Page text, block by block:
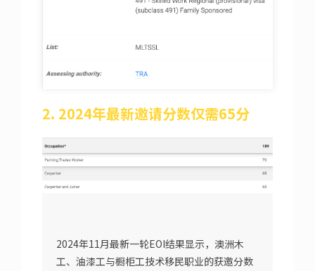
2. 2024年最新邀请分数仅需65分
2024年11月最新一轮EOI结果显示，澳洲木
工、油漆工与橱柜工技术移民职业的获邀分数